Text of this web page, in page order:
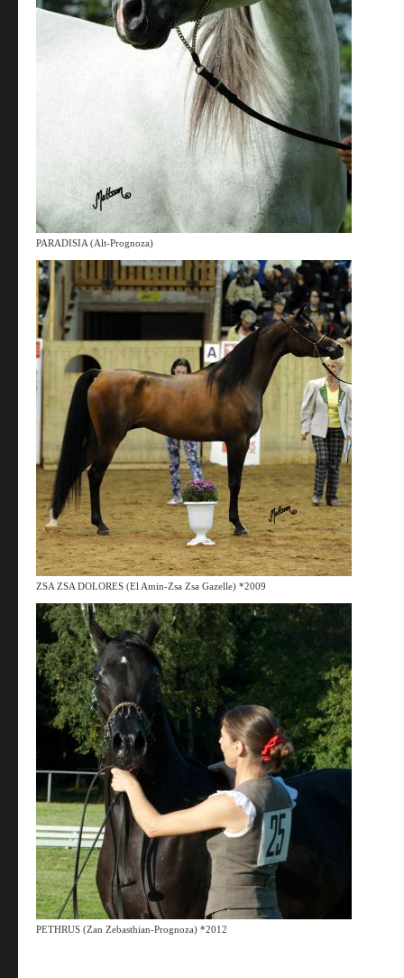
PARADISIA (Alt-Prognoza)
ZSA ZSA DOLORES (El Amin-Zsa Zsa Gazelle) *2009
PETHRUS (Zan Zebasthian-Prognoza) *2012